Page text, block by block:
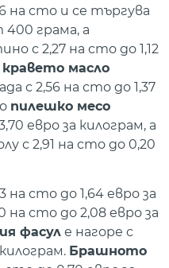
на сто и се търгува
400 грама, а
с 2,27 на сто до 1,12
кравето масло
с 2,56 на сто до 1,37
пилешко месо
евро за килограм, а
с 2,91 на сто до 0,20
на сто до 1,64 евро за
на сто до 2,08 евро за
фасул е нагоре с
Брашното